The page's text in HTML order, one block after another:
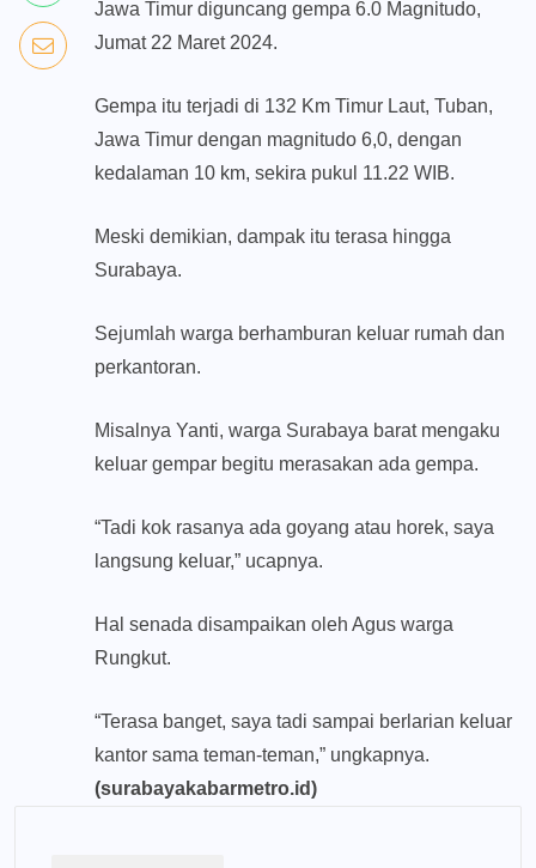
Jawa Timur diguncang gempa 6.0 Magnitudo,
Jumat 22 Maret 2024.
Gempa itu terjadi di 132 Km Timur Laut, Tuban,
Jawa Timur dengan magnitudo 6,0, dengan
kedalaman 10 km, sekira pukul 11.22 WIB.
Meski demikian, dampak itu terasa hingga
Surabaya.
Sejumlah warga berhamburan keluar rumah dan
perkantoran.
Misalnya Yanti, warga Surabaya barat mengaku
keluar gempar begitu merasakan ada gempa.
“Tadi kok rasanya ada goyang atau horek, saya
langsung keluar,” ucapnya.
Hal senada disampaikan oleh Agus warga
Rungkut.
“Terasa banget, saya tadi sampai berlarian keluar
kantor sama teman-teman,” ungkapnya.
(surabayakabarmetro.id)